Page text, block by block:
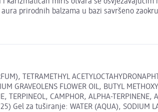
prirodnih balzama u bazi savršeno
TETRAMETHYL
GRAVEOLENS FLOWER OIL, BUTYL
TERPINEOL, CAMPHOR, ALPHA-
Gel za tuširanje: WATER (AQUA), SODIUM